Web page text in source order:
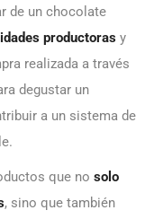
de un chocolate
productoras y
realizada a través
degustar un
a un sistema de
que no solo
, sino que también